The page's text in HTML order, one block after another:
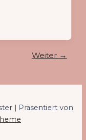
Weiter →
| Präsentiert von